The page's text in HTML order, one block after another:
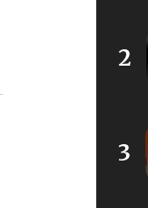
2
3